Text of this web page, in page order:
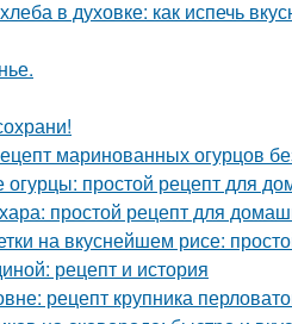
в духовке: как испечь
маринованных огурцов
простой рецепт для
простой рецепт для
на вкуснейшем рисе:
рецепт и история
рецепт крупника